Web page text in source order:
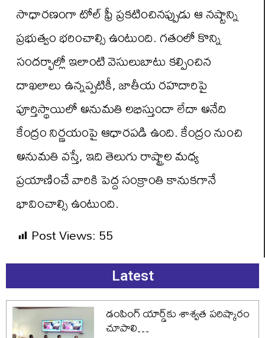
సాధారణంగా టోల్ ఫ్రీ ప్రకటించినప్పుడు ఆ నష్టాన్ని
ప్రభుత్వం భరించాల్సి ఉంటుంది. గతంలో కొన్ని
సందర్భాల్లో ఇలాంటి వెసులుబాటు కల్పించిన
దాఖలాలు ఉన్నప్పటికీ, జాతీయ రహదారిపై
పూర్తిస్థాయిలో అనుమతి లభిస్తుందా లేదా అనేది
కేంద్రం నిర్ణయంపై ఆధారపడి ఉంది. కేంద్రం నుంచి
అనుమతి వస్తే, ఇది తెలుగు రాష్ట్రాల మధ్య
ప్రయాణించే వారికి పెద్ద సంక్రాంతి కానుకగానే
భావించాల్సి ఉంటుంది.
Post Views:55
Latest
డంపింగ్ యార్డ్‌కు శాశ్వత పరిష్కారం
చూపాలి…